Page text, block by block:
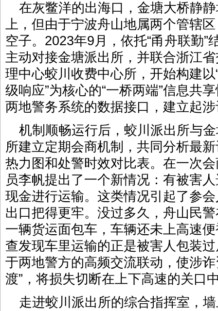
在灰鳖洋的出海口，金塘大桥静
上，但由于宁波舟山地属两个管辖
空子。2023年9月，依托“甬舟联勤”
主动对接金塘派出所，并联合浙江
理中心蛟川收费中心所，开始构建
级响应”为核心的“一桥两端”信息共
两地警务系统的数据接口，建立起
机制顺畅运行后，蛟川派出所与
所建立定期会商机制，共同分析最
热力图和处警时效对比表。在一次
员李帆提出了一个新情况：有被害
现金进行运输。这类情况引起了参
出口把得更牢。没过多久，舟山民
一辆货运面包车，车辆还未上高速
查发现车里运输的正是被害人包装
于两地警方的高频交流联动，使涉
渡”，将损失切断在上下高速的关口
走进蛟川派出所的综合指挥室，